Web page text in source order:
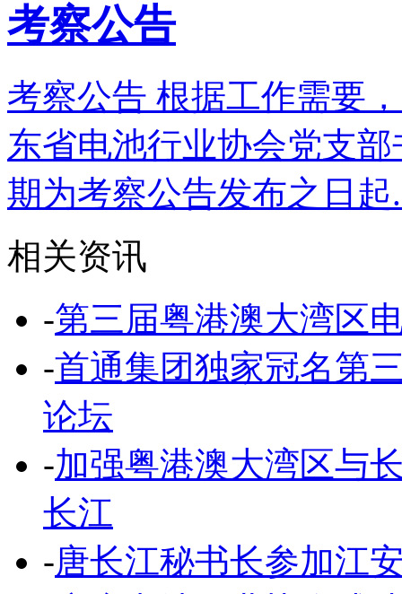
考察公告
考察公告 根据工作需要
东省电池行业协会党支
期为考察公告发布之日起
相关资讯
-第三届粤港澳大湾区
-首通集团独家冠名第
论坛
-加强粤港澳大湾区与
长江
-唐长江秘书长参加江